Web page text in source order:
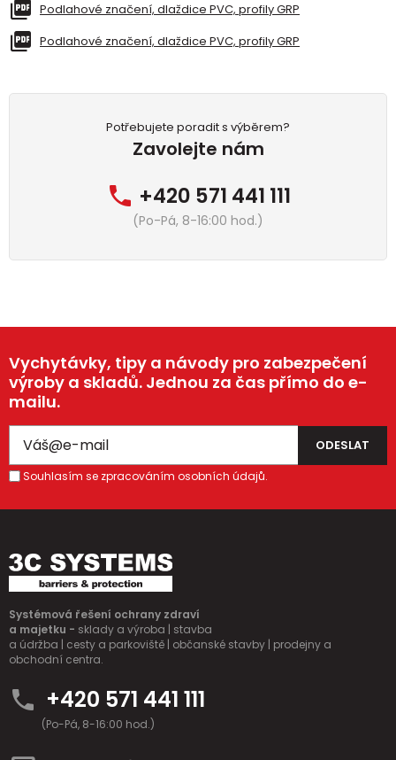
Podlahové značení, dlaždice PVC, profily GRP
Podlahové značení, dlaždice PVC, profily GRP
Potřebujete poradit s výběrem?
Zavolejte nám
+420 571 441 111
(Po-Pá, 8-16:00 hod.)
Vychytávky, tipy a návody pro zabezpečení
výroby a skladů. Jednou za čas přímo do e-
mailu.
Souhlasím se zpracováním osobních údajů.
Systémová řešení ochrany zdraví
a majetku - sklady a výroba | stavba
a údržba | cesty a parkoviště | občanské stavby | prodejny a
obchodní centra.
+420 571 441 111
(Po-Pá, 8-16:00 hod.)